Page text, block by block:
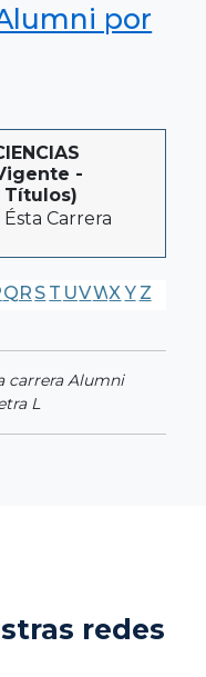
por
-
Títulos)
Carrera
QR S T UVWX Y Z
carrera Alumni
L
redes